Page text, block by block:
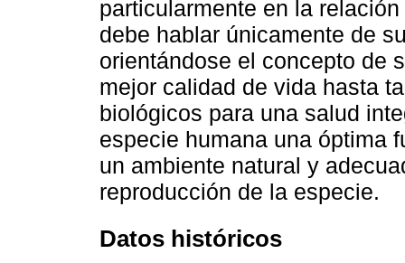
particularmente en la
debe hablar únicamente de
orientándose el concepto de
mejor calidad de vida hasta
biológicos para una salud
especie humana una óptima
un ambiente natural y
reproducción de la especie.
Datos históricos